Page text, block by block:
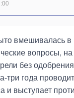
вмешивалась
вопросы,
без
три года
и выступает